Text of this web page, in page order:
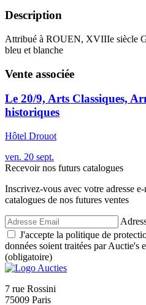
Description
Attribué à ROUEN, XVIIIe siècle
bleu et blanche
Vente associée
Le 20/9, Arts Classiques,
historiques
Hôtel Drouot
ven. 20 sept.
Recevoir nos futurs catalogues
Inscrivez-vous avec votre adresse
catalogues de nos futures ventes
J'accepte la politique de
données soient traitées par Auctie's
(obligatoire)
7 rue Rossini
75009 Paris